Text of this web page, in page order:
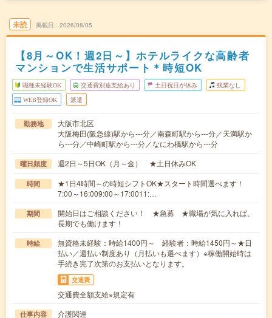
未読 掲載日 2026/08/05
【8月～OK！週2日～】ホテルライクな高齢者
マンションで生活サポート＊時短OK
職種未経験OK 交通費別途支給あり 土日祝日が休み 残業なし
WEB登録OK 派遣
勤務地
大阪市北区
大阪梅田(阪急線)駅から---分／南森町駅から---分／天満駅か
ら---分／中崎町駅から---分／なにわ橋駅から---分
曜日頻度 週2日～5日OK（月～金） ★土日休みOK
時間
★1日4時間～の時短シフトOK★スタート時間選べます！
7:00～16:009:00～17:0011:…
期間
開始日はご相談ください！ ★急募 ★職場が気に入れば、
長期でも働けます！
時給
無資格未経験：時給1400円～ 経験者：時給1450円～★日
払い／週払い制度あり（月払いも選べます）※稼働開始時は
手続き完了次第のお支払いとなります。
交通費
交通費全額支給※規定有
仕事内容
介護関連